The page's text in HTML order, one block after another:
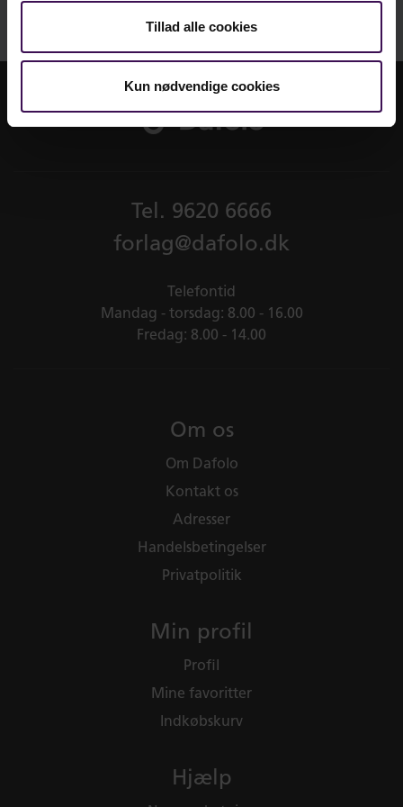
Tillad alle cookies
Kun nødvendige cookies
Seriens redaktører er:
Thomas Nordahl
praksisrettet utdanningsforskning (SePU) på
Høgskolen i Hedmark.
Aalborg Universitet.
Om os
Om Dafolo
Kontakt os
Adresser
Handelsbetingelser
Privatpolitik
Min profil
Profil
Mine favoritter
Indkøbskurv
Hjælp
Tel. 9620 6666
forlag@dafolo.dk
Telefontid
Mandag - torsdag: 8.00 - 16.00
Fredag: 8.00 - 14.00